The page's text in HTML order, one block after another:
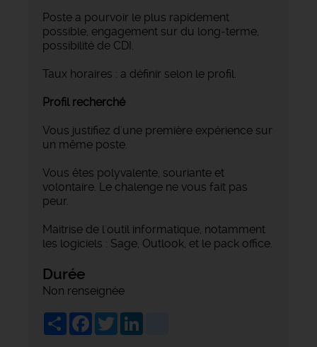
Poste a pourvoir le plus rapidement
possible, engagement sur du long-terme,
possibilité de CDI.
Taux horaires : a définir selon le profil.
Profil recherché
Vous justifiez d'une première expérience sur
un même poste.
Vous êtes polyvalente, souriante et
volontaire. Le chalenge ne vous fait pas
peur.
Maitrise de l'outil informatique, notamment
les logiciels : Sage, Outlook, et le pack office.
Durée
Non renseignée
ShareFacebook
Twitter